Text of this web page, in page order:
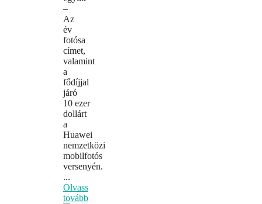
–
Az
év
fotósa
címet,
valamint
a
fődíjjal
járó
10 ezer
dollárt
a
Huawei
nemzetközi
mobilfotós
versenyén.
...
Olvass
tovább